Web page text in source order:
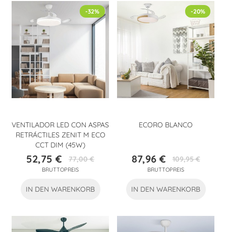
VENTILADOR LED CON ASPAS
RETRÁCTILES ZENIT M ECO
CCT DIM (45W)
Preis
52,75 €Verkaufspreis
77,00 €
BRUTTOPREIS
-32%
IN DEN WARENKORB
ECORO BLANCO
Preis
87,96 €Verkaufspreis
109,95 €
BRUTTOPREIS
-20%
IN DEN WARENKORB